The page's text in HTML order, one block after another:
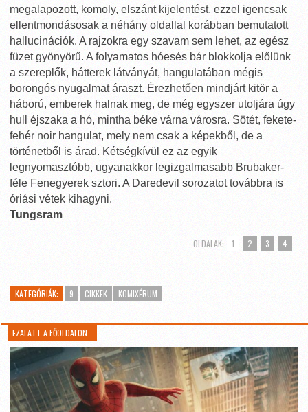
megalapozott, komoly, elszánt kijelentést, ezzel igencsak
ellentmondásosak a néhány oldallal korábban bemutatott
hallucinációk. A rajzokra egy szavam sem lehet, az egész
füzet gyönyörű. A folyamatos hóesés bár blokkolja előlünk
a szereplők, hátterek látványát, hangulatában mégis
borongós nyugalmat áraszt. Érezhetően mindjárt kitör a
háború, emberek halnak meg, de még egyszer utoljára úgy
hull éjszaka a hó, mintha béke várna városra. Sötét, fekete-
fehér noir hangulat, mely nem csak a képekből, de a
történetből is árad. Kétségkívül ez az egyik
legnyomasztóbb, ugyanakkor legizgalmasabb Brubaker-
féle Fenegyerek sztori. A Daredevil sorozatot továbbra is
óriási vétek kihagyni.
Tungsram
OLDALAK: 1 2 3 4
KATEGÓRIÁK: 9 CIKKEK KOMIXÉRUM
EZALATT A FŐOLDALON…